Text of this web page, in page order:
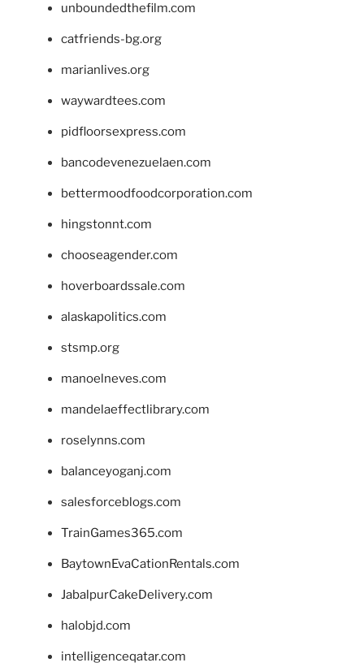
unboundedthefilm.com
catfriends-bg.org
marianlives.org
waywardtees.com
pidfloorsexpress.com
bancodevenezuelaen.com
bettermoodfoodcorporation.com
hingstonnt.com
chooseagender.com
hoverboardssale.com
alaskapolitics.com
stsmp.org
manoelneves.com
mandelaeffectlibrary.com
roselynns.com
balanceyoganj.com
salesforceblogs.com
TrainGames365.com
BaytownEvaCationRentals.com
JabalpurCakeDelivery.com
halobjd.com
intelligenceqatar.com